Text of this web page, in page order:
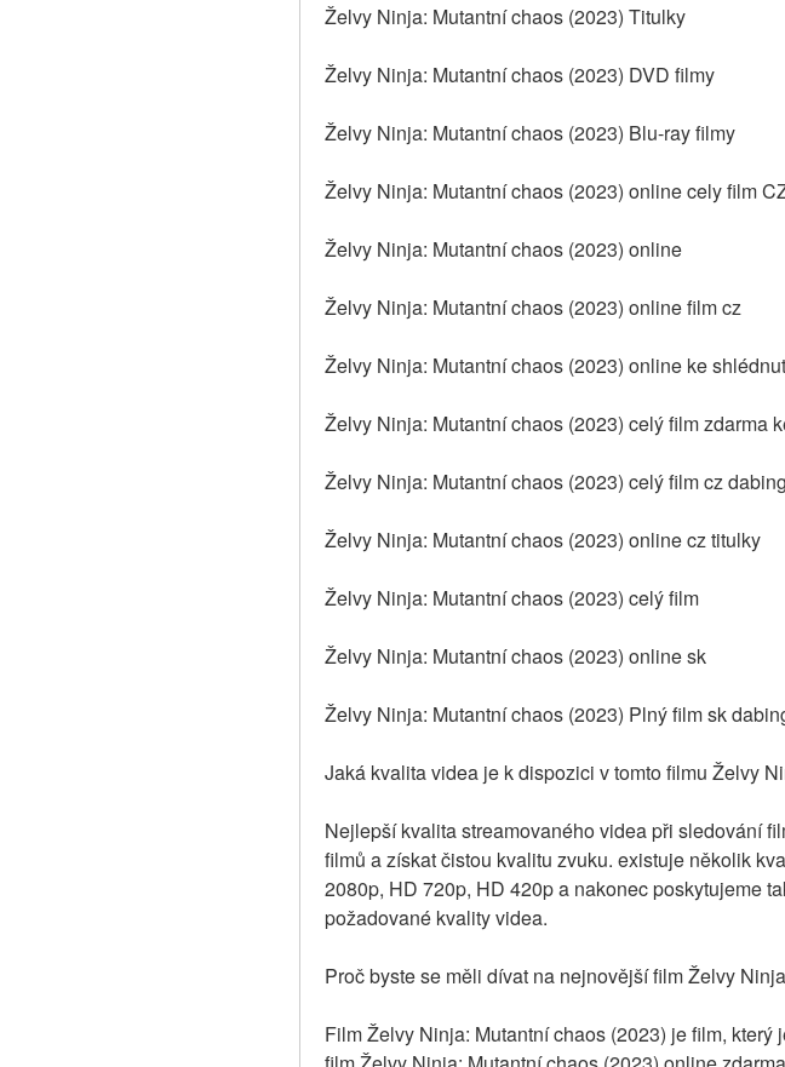
Želvy Ninja: Mutantní chaos (2023) Titulky
Želvy Ninja: Mutantní chaos (2023) DVD filmy
Želvy Ninja: Mutantní chaos (2023) Blu-ray filmy
Želvy Ninja: Mutantní chaos (2023) online cely film
Želvy Ninja: Mutantní chaos (2023) online
Želvy Ninja: Mutantní chaos (2023) online film cz
Želvy Ninja: Mutantní chaos (2023) online ke
Želvy Ninja: Mutantní chaos (2023) celý film zdarma
Želvy Ninja: Mutantní chaos (2023) celý film cz dabing
Želvy Ninja: Mutantní chaos (2023) online cz titulky
Želvy Ninja: Mutantní chaos (2023) celý film
Želvy Ninja: Mutantní chaos (2023) online sk
Želvy Ninja: Mutantní chaos (2023) Plný film sk
Jaká kvalita videa je k dispozici v tomto filmu Želvy
Nejlepší kvalita streamovaného videa při sledování
filmů a získat čistou kvalitu zvuku. existuje několik
2080p, HD 720p, HD 420p a nakonec poskytujeme
požadované kvality videa.
Proč byste se měli dívat na nejnovější film Želvy
Film Želvy Ninja: Mutantní chaos (2023) je film,